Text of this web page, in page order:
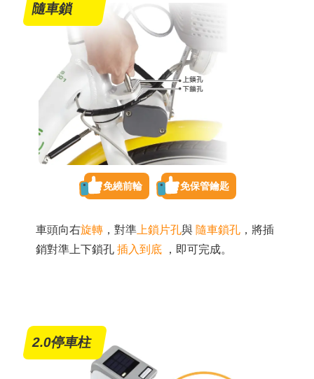
隨車鎖
免繞前輪 免保管鑰匙
車頭向右旋轉，對準上鎖片孔與 隨車鎖孔，將插
銷對準上下鎖孔 插入到底，即可完成。
2.0停車柱